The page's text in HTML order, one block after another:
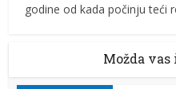
godine od kada počinju teći
Možda